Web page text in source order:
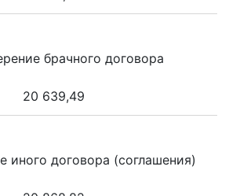
брачного договора
20 639,49
иного договора (соглашения)